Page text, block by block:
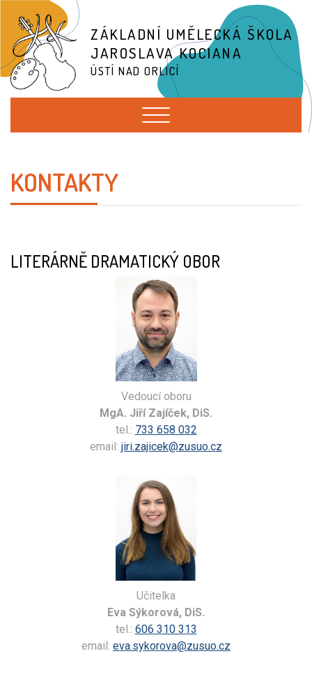
ZÁKLADNÍ UMĚLECKÁ ŠKOLA
JAROSLAVA KOCIANA
ÚSTÍ NAD ORLICÍ
KONTAKTY
LITERÁRNĚ DRAMATICKÝ OBOR
Vedoucí oboru
MgA. Jiří Zajíček, DiS.
tel.: 733 658 032
email: jiri.zajicek@zusuo.cz
Učitelka
Eva Sýkorová, DiS.
tel.: 606 310 313
email: eva.sykorova@zusuo.cz